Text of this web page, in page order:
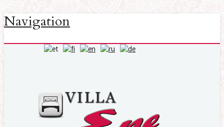
Navigation